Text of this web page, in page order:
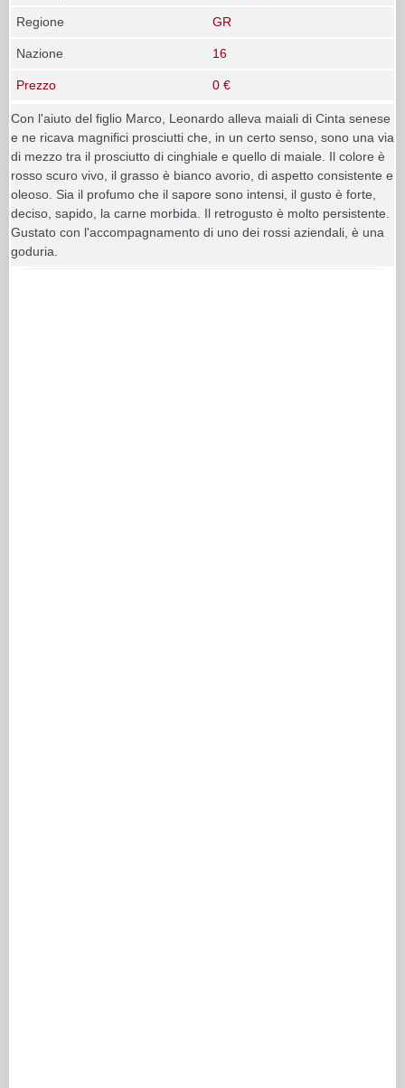
Regione GR
Nazione 16
Prezzo 0 €
Con l'aiuto del figlio Marco, Leonardo alleva maiali di Cinta senese
e ne ricava magnifici prosciutti che, in un certo senso, sono una via
di mezzo tra il prosciutto di cinghiale e quello di maiale. Il colore è
rosso scuro vivo, il grasso è bianco avorio, di aspetto consistente e
oleoso. Sia il profumo che il sapore sono intensi, il gusto è forte,
deciso, sapido, la carne morbida. Il retrogusto è molto persistente.
Gustato con l'accompagnamento di uno dei rossi aziendali, è una
goduria.